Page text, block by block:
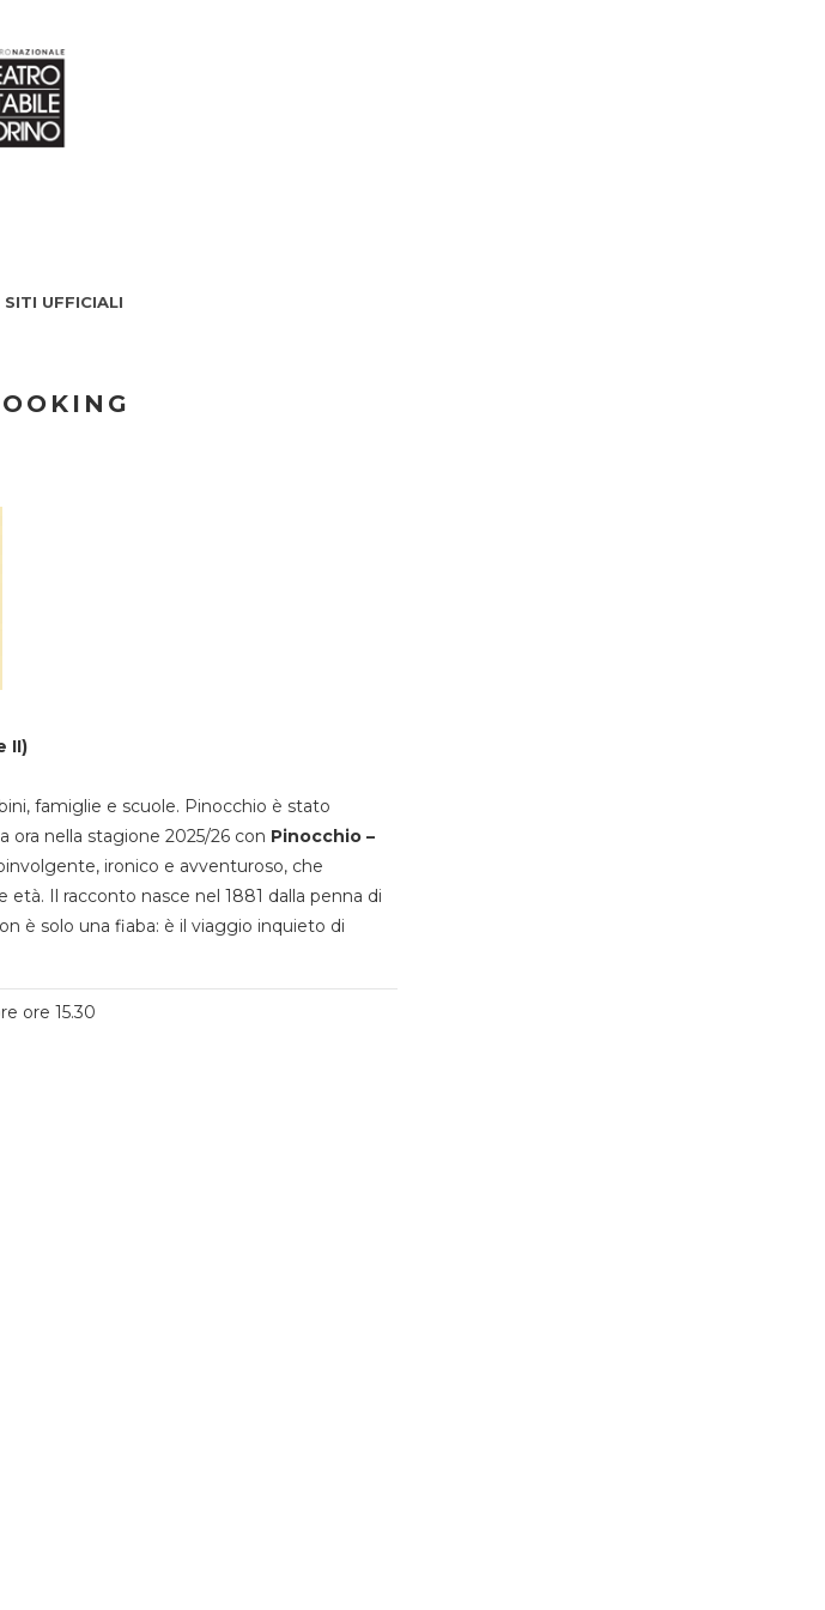
SITI UFFICIALI
II)
famiglie e scuole. Pinocchio è stato
ora nella stagione 2025/26 con Pinocchio –
ironico e avventuroso, che
Il racconto nasce nel 1881 dalla penna di
è solo una fiaba: è il viaggio inquieto di
ore 15.30